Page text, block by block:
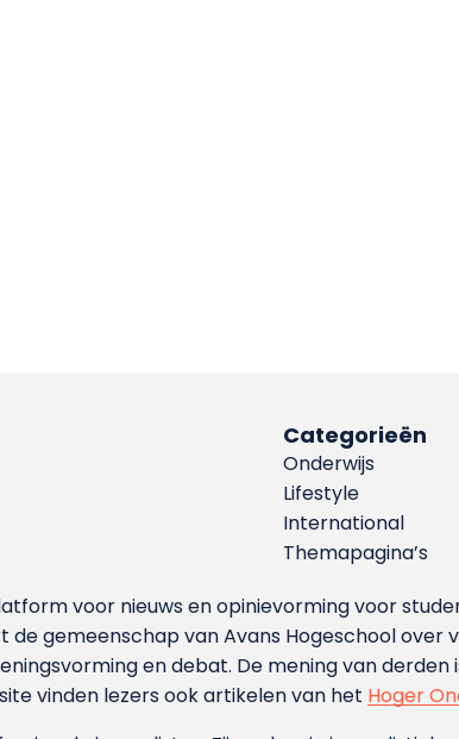
Categorieën
Onderwijs
Lifestyle
International
Themapagina’s
voor nieuws en opinievorming voor
de gemeenschap van Avans Hogeschool
en debat. De mening van derden
vinden lezers ook artikelen van het Hoger